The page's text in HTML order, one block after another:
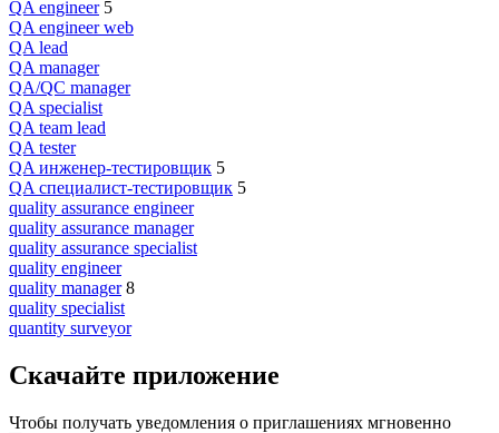
QA engineer 5
QA engineer web
QA lead
QA manager
QA/QC manager
QA specialist
QA team lead
QA tester
QA инженер-тестировщик 5
QA специалист-тестировщик 5
quality assurance engineer
quality assurance manager
quality assurance specialist
quality engineer
quality manager 8
quality specialist
quantity surveyor
Скачайте приложение
Чтобы получать уведомления о приглашениях мгновенно